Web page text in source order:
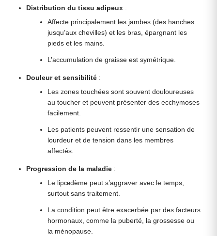
Distribution du tissu adipeux :
Affecte principalement les jambes (des hanches
jusqu’aux chevilles) et les bras, épargnant les
pieds et les mains.
L’accumulation de graisse est symétrique.
Douleur et sensibilité :
Les zones touchées sont souvent douloureuses
au toucher et peuvent présenter des ecchymoses
facilement.
Les patients peuvent ressentir une sensation de
lourdeur et de tension dans les membres
affectés.
Progression de la maladie :
Le lipœdème peut s’aggraver avec le temps,
surtout sans traitement.
La condition peut être exacerbée par des facteurs
hormonaux, comme la puberté, la grossesse ou
la ménopause.